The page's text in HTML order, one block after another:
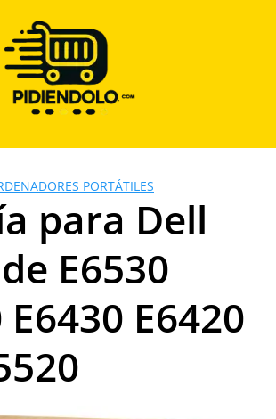
PORTÁTILES
para Dell
E6530
E6430 E6420